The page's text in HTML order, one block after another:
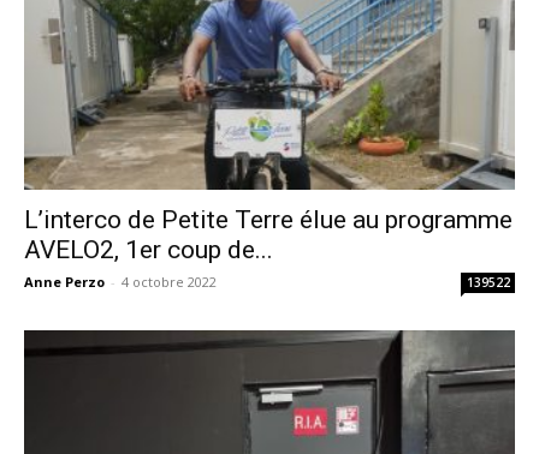
L’interco de Petite Terre élue au programme
AVELO2, 1er coup de...
Anne Perzo - 4 octobre 2022 139522